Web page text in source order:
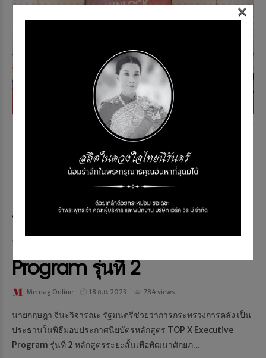
EXIM BANK สภาหอฯ ส.อ.ท.
สรท. และ มธ. ฉลองความสำเร็จ
สร้างผู้นำธุรกิจระหว่างประเทศ
ที่มีศักยภาพรุกตลาดใหม่ ใน
หลักสูตร TOP X Executive
Program รุ่นที่ 2
Memag Online 18 ก.ย. 2023 784 views
นายกฤษฎา จีนะวิจารณะ รัฐมนตรีช่วยว่าการกระทรวงการคลัง เป็น
ประธานในพิธีมอบประกาศนียบัตรหลักสูตร TOP X Executive
Program รุ่นที่ 2 หลักสูตรระยะสั้นเพื่อพัฒนาศักยภ...
×